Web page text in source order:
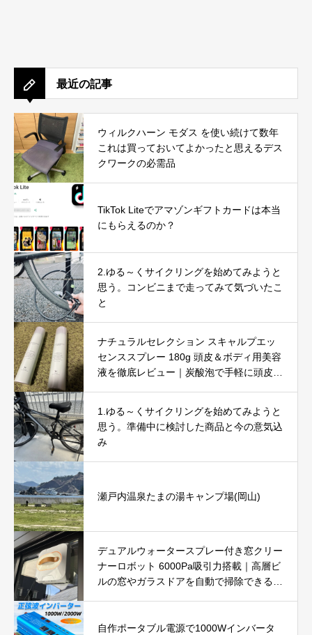
最近の記事
ウィルクハーン モダス を使い続けて数年
これは買っておいてよかったと思えるデス
クワークの必需品
TikTok Liteでアマゾンギフトカードは本当
にもらえるのか？
2.ゆる～くサイクリングを始めてみようと
思う。コンビニまで走ってみて気づいたこ
と
ナチュラルセレクション スキャルプエッ
センススプレー 180g 頭皮＆ボディ用美容
液を徹底レビュー｜炭酸泡で手軽に頭皮と
1.ゆる～くサイクリングを始めてみようと
思う。準備中に検討した商品と今の意気込
み
瀬戸内温泉たまの湯キャンプ場(岡山)
デュアルウォータースプレー付き窓クリー
ナーロボット 6000Pa吸引力搭載｜高層ビ
ルの窓やガラスドアを自動で掃除できる窓
自作ポータブル電源で1000Wインバータ